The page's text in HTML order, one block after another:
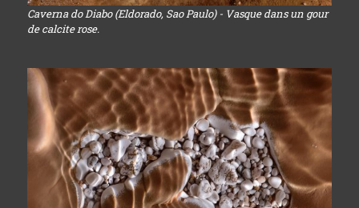
Caverna do Diabo (Eldorado, Sao Paulo) - Vasque dans un gour
de calcite rose.